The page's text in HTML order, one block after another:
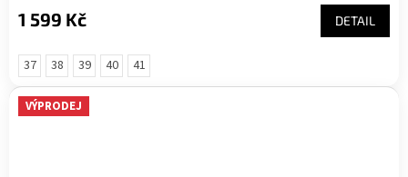
1 599 Kč DETAIL
37 38 39 40 41
VÝPRODEJ